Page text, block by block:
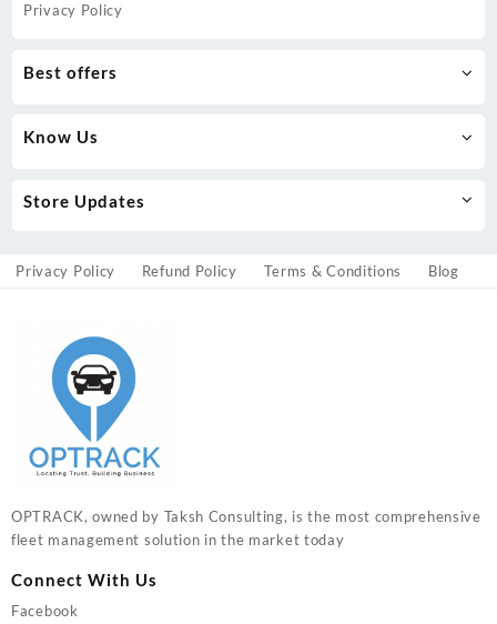
Privacy Policy
Best offers
Know Us
Store Updates
Privacy Policy Refund Policy Terms & Conditions Blog
OPTRACK, owned by Taksh Consulting, is the most comprehensive
fleet management solution in the market today
Connect With Us
Facebook